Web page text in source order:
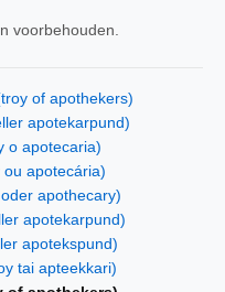
voorbehouden.
of apothekers)
apotekarpund)
o apotecaria)
apotecária)
apothecary)
apotekarpund)
apotekspund)
tai apteekkari)